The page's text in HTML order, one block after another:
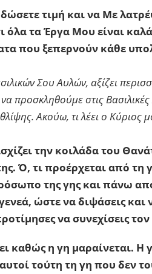
τιμή και να Με
όλα τα Έργα Μου είναι
που ξεπερνούν κάθε
Σου Αυλών, αξίζει
προσκληθούμε στις
Ακούω, τι λέει ο Κύριος
την κοιλάδα του
Ό, τι προέρχεται από τη
της γης και πάνω
ώστε να διψάσεις και
να συνεχίσεις
καθώς η γη μαραίνεται. Η
τούτη τη γη που δεν